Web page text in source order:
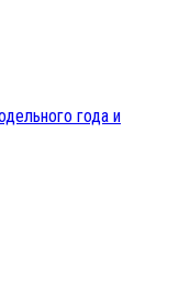
года и